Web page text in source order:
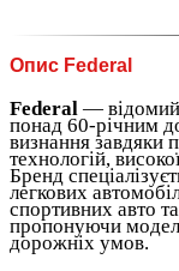
Опис Federal
Federal — відомий
понад 60-річним
визнання завдяки
технологій,
Бренд
легкових
спортивних авто
пропонуючи
дорожніх умов.